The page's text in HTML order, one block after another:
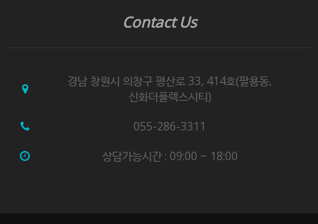
Contact Us
경남 창원시 의창구 평산로 33, 414호(팔용동,
신화더플렉스시티)
055-286-3311
상담가능시간 : 09:00 ~ 18:00